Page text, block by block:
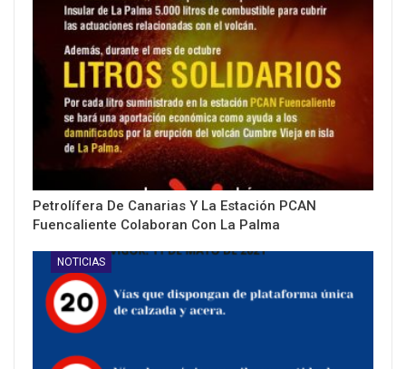
Petrolífera De Canarias Y La Estación PCAN
Fuencaliente Colaboran Con La Palma
NOTICIAS